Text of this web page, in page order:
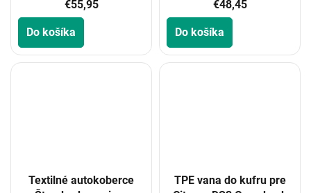
€55,95
Do košíka
€48,45
Do košíka
Textilné autokoberce
TPE vana do kufru pre